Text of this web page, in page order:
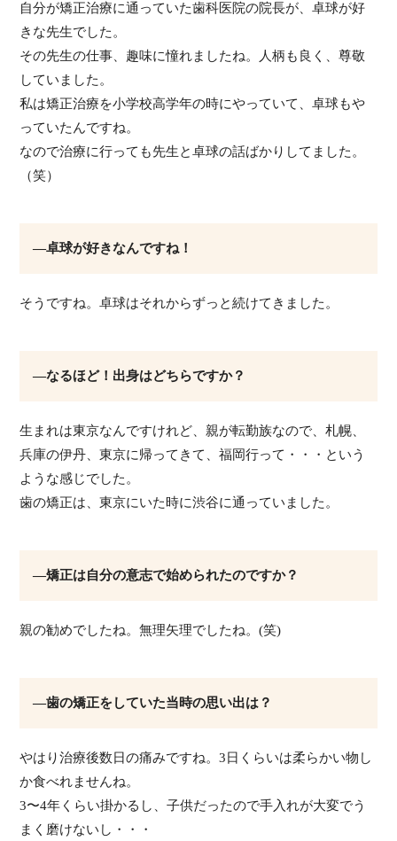
自分が矯正治療に通っていた歯科医院の院長が、卓球が好
きな先生でした。
その先生の仕事、趣味に憧れましたね。人柄も良く、尊敬
していました。
私は矯正治療を小学校高学年の時にやっていて、卓球もや
っていたんですね。
なので治療に行っても先生と卓球の話ばかりしてました。
（笑）
―卓球が好きなんですね！
そうですね。卓球はそれからずっと続けてきました。
―なるほど！出身はどちらですか？
生まれは東京なんですけれど、親が転勤族なので、札幌、
兵庫の伊丹、東京に帰ってきて、福岡行って・・・という
ような感じでした。
歯の矯正は、東京にいた時に渋谷に通っていました。
―矯正は自分の意志で始められたのですか？
親の勧めでしたね。無理矢理でしたね。(笑)
―歯の矯正をしていた当時の思い出は？
やはり治療後数日の痛みですね。3日くらいは柔らかい物し
か食べれませんね。
3〜4年くらい掛かるし、子供だったので手入れが大変でう
まく磨けないし・・・